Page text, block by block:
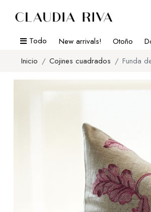
Todo New arrivals! Otoño
Inicio
Cojines cuadrados Funda